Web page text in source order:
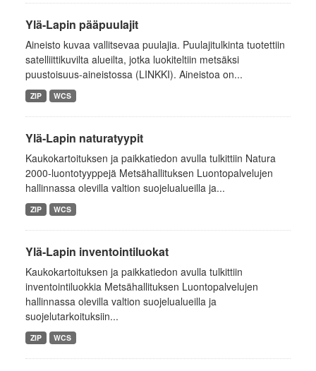
Ylä-Lapin pääpuulajit
Aineisto kuvaa vallitsevaa puulajia. Puulajitulkinta tuotettiin
satelliittikuvilta alueilta, jotka luokiteltiin metsäksi
puustoisuus-aineistossa (LINKKI). Aineistoa on...
ZIP WCS
Ylä-Lapin naturatyypit
Kaukokartoituksen ja paikkatiedon avulla tulkittiin Natura
2000-luontotyyppejä Metsähallituksen Luontopalvelujen
hallinnassa olevilla valtion suojelualueilla ja...
ZIP WCS
Ylä-Lapin inventointiluokat
Kaukokartoituksen ja paikkatiedon avulla tulkittiin
inventointiluokkia Metsähallituksen Luontopalvelujen
hallinnassa olevilla valtion suojelualueilla ja
suojelutarkoituksiin...
ZIP WCS